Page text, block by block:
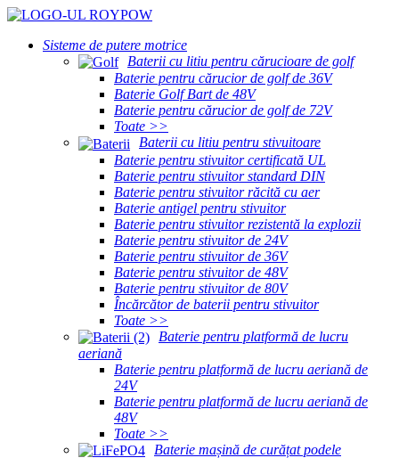
Sisteme de putere motrice
Baterii cu litiu pentru cărucioare de golf
Baterie pentru cărucior de golf de 36V
Baterie Golf Bart de 48V
Baterie pentru cărucior de golf de 72V
Toate >>
Baterii cu litiu pentru stivuitoare
Baterie pentru stivuitor certificată UL
Baterie pentru stivuitor standard DIN
Baterie pentru stivuitor răcită cu aer
Baterie antigel pentru stivuitor
Baterie pentru stivuitor rezistentă la explozii
Baterie pentru stivuitor de 24V
Baterie pentru stivuitor de 36V
Baterie pentru stivuitor de 48V
Baterie pentru stivuitor de 80V
Încărcător de baterii pentru stivuitor
Toate >>
Baterie pentru platformă de lucru
aeriană
Baterie pentru platformă de lucru aeriană de
24V
Baterie pentru platformă de lucru aeriană de
48V
Toate >>
Baterie mașină de curățat podele